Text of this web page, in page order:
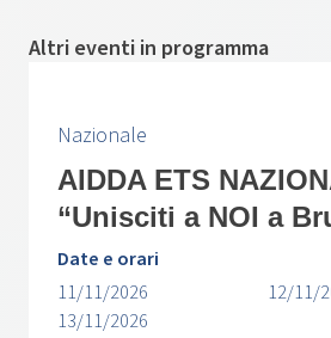
Altri eventi in programma
Nazionale
AIDDA ETS
“Unisciti a NOI a
Date e orari
11/11/2026
12/11/
13/11/2026